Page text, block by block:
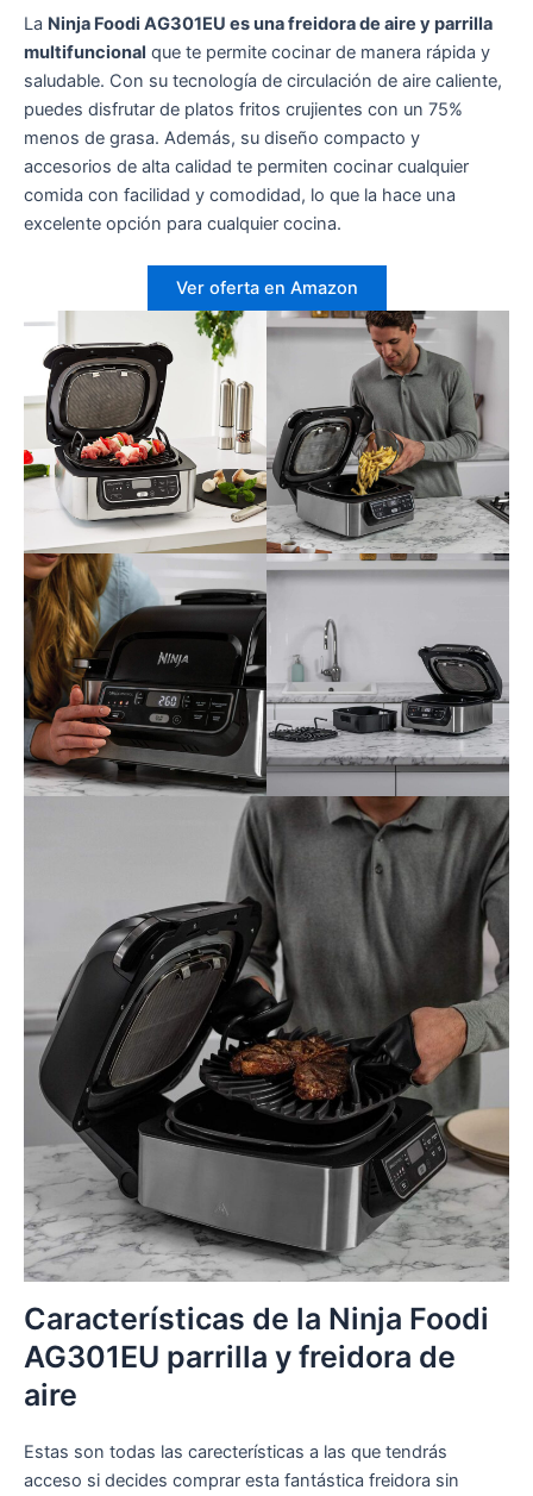
La Ninja Foodi AG301EU es una freidora de aire y parrilla
multifuncional que te permite cocinar de manera rápida y
saludable. Con su tecnología de circulación de aire caliente,
puedes disfrutar de platos fritos crujientes con un 75%
menos de grasa. Además, su diseño compacto y
accesorios de alta calidad te permiten cocinar cualquier
comida con facilidad y comodidad, lo que la hace una
excelente opción para cualquier cocina.
Ver oferta en Amazon
Características de la Ninja Foodi
AG301EU parrilla y freidora de
aire
Estas son todas las carecterísticas a las que tendrás
acceso si decides comprar esta fantástica freidora sin